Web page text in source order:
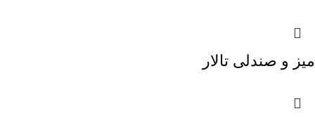
میز و صندلی تالار